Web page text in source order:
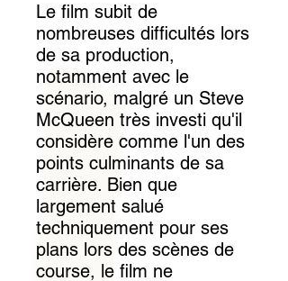
Le film subit de
nombreuses difficultés lors
de sa production,
notamment avec le
scénario, malgré un Steve
McQueen très investi qu'il
considère comme l'un des
points culminants de sa
carrière. Bien que
largement salué
techniquement pour ses
plans lors des scènes de
course, le film ne